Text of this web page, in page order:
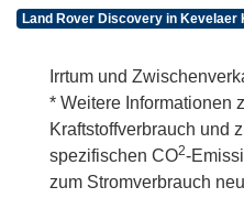
Land Rover Discovery in Kevelaer
Irrtum und
* Weitere Informationen
Kraftstoffverbrauch und
spezifischen CO2-
zum Stromverbrauch